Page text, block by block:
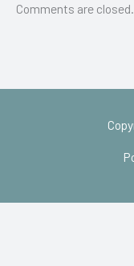
Comments are closed.